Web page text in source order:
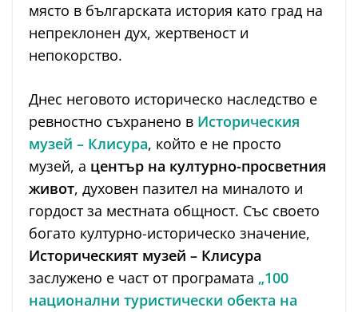
място в българската история като град на
непреклонен дух, жертвеност и
непокорство.
Днес неговото историческо наследство е
ревностно съхранено в Историческия
музей – Клисура, който е не просто
музей, а център на културно-просветния
живот, духовен пазител на миналото и
гордост за местната общност. Със своето
богато културно-историческо значение,
Историческият музей – Клисура
заслужено е част от програмата „100
национални туристически обекта на